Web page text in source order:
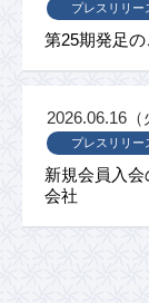
第25期発足
プレスリリー
新規会員入
会社
プレスリリー
2026.06.16（